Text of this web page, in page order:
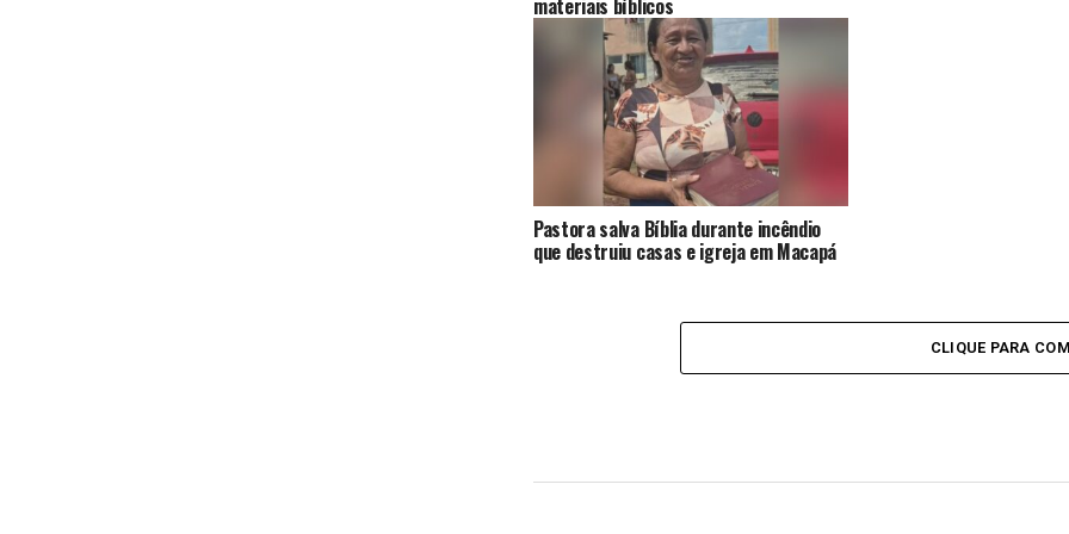
materiais bíblicos
Pastora salva Bíblia durante incêndio
que destruiu casas e igreja em Macapá
CLIQUE PARA